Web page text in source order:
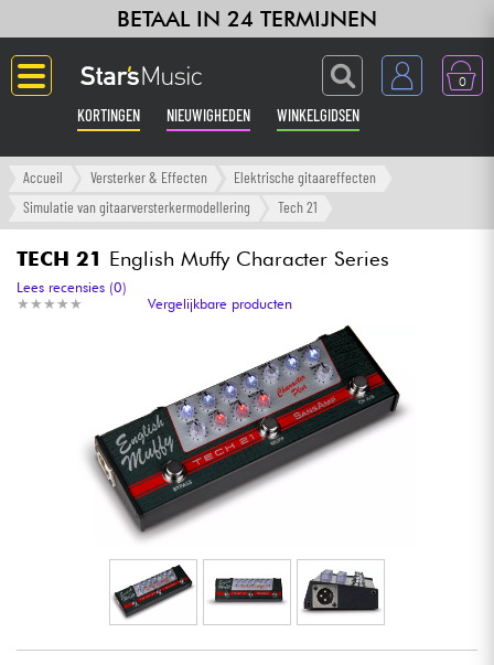
BETAAL IN 24 TERMIJNEN
0
KORTINGEN NIEUWIGHEDEN WINKELGIDSEN
Langue
Versterker & Effecten
Synths & samplers
Home-studio
Hoofdtelefoon
Microfoon
Accueil Versterker & Effecten
Elektrische gitaareffecten
Simulatie van gitaarversterkermodellering
Tech 21
TECH 21 English Muffy Character Series
★ ★ ★ ★ ★
★ ★ ★ ★ ★
Lees recensies (0)
Vergelijkbare producten